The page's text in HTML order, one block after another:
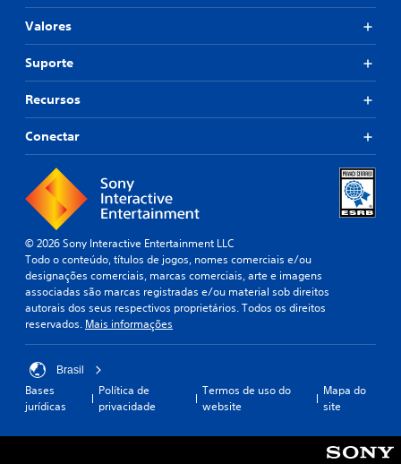
Valores
Suporte
Recursos
Conectar
© 2026 Sony Interactive Entertainment LLC
Todo o conteúdo, títulos de jogos, nomes comerciais e/ou
designações comerciais, marcas comerciais, arte e imagens
associadas são marcas registradas e/ou material sob direitos
autorais dos seus respectivos proprietários. Todos os direitos
reservados. Mais informações
Brasil
Bases
jurídicas
Política de
privacidade
Termos de uso do
website
Mapa do
site